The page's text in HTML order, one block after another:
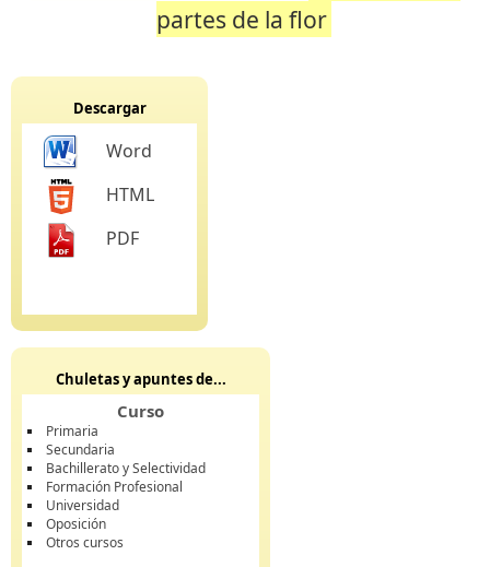
partes de la flor
Descargar
Word
HTML
PDF
Chuletas y apuntes de...
Curso
Primaria
Secundaria
Bachillerato y Selectividad
Formación Profesional
Universidad
Oposición
Otros cursos